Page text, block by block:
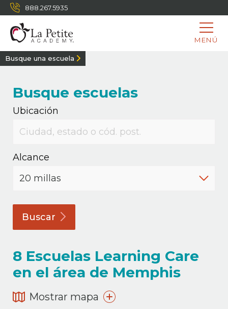
888.267.5935
MENÚ
Busque una escuela
Busque escuelas
Ubicación
Alcance
Buscar
8 Escuelas Learning Care
en el área de Memphis
Mostrar mapa